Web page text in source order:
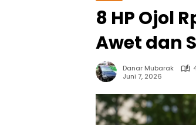
8 HP Ojol
Awet dan
Danar Mubarak
Juni 7, 2026